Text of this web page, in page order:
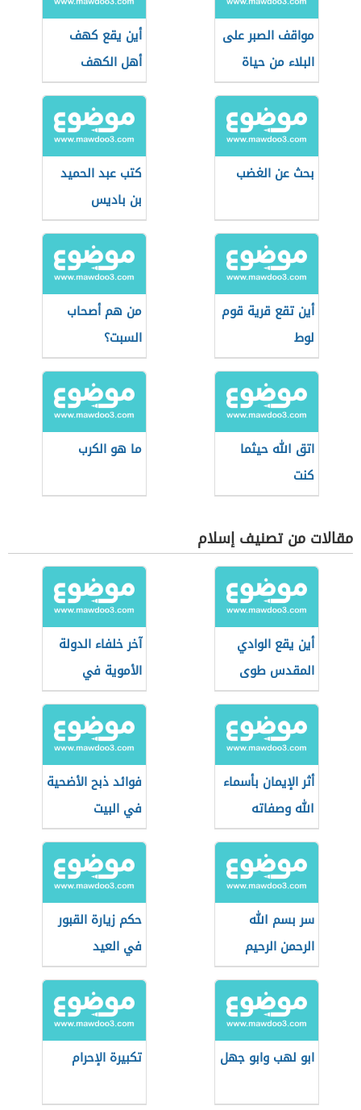
مواقف الصبر على
البلاء من حياة
الرسول
أين يقع كهف
أهل الكهف
بحث عن الغضب
كتب عبد الحميد
بن باديس
أين تقع قرية قوم
لوط
من هم أصحاب
السبت؟
اتق الله حيثما
كنت
ما هو الكرب
مقالات من تصنيف إسلام
أين يقع الوادي
المقدس طوى
آخر خلفاء الدولة
الأموية في
الأندلس
أثر الإيمان بأسماء
الله وصفاته
فوائد ذبح الأضحية
في البيت
سر بسم الله
الرحمن الرحيم
حكم زيارة القبور
في العيد
ابو لهب وابو جهل تكبيرة الإحرام